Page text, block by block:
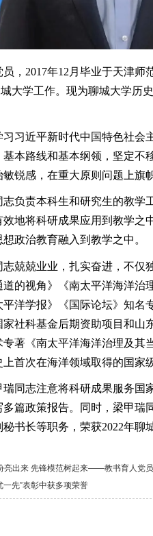
， 2017年12月毕业于天津师
大学工作。现为聊城大学历
习近平新时代中国特色社会
本路线和基本纲领，坚定不
锐感，在重大原则问题上旗
负责本科生和研究生的教学
地将科研成果应用到教学之
政治教育融入到教学之中。
志兢兢业业，扎实奋进，不
的视角》《南太平洋海洋治
洋学报》《国际论坛》知名
家社科基金后期资助项目和山
著《南太平洋海洋治理及其
首次在海洋领域取得的国家
瑞同志注意将科研成果服务
篇政策报告。同时，梁甲瑞
书长等职务，荣获2022年聊
亮出来 先锋模范树起来——教书育人党
一先”表彰中获多项荣誉